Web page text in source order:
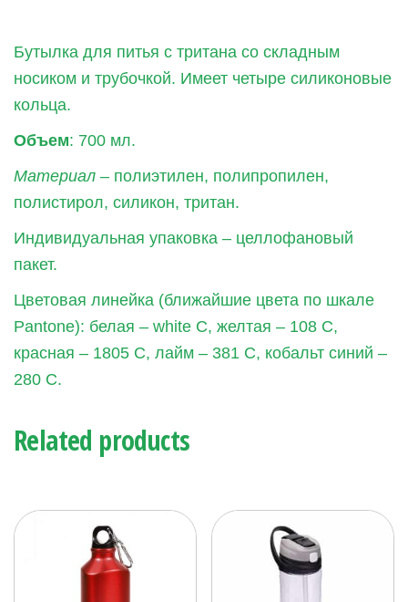
Бутылка для питья с тритана со складным
носиком и трубочкой. Имеет четыре силиконовые
кольца.
Объем: 700 мл.
Материал – полиэтилен, полипропилен,
полистирол, силикон, тритан.
Индивидуальная упаковка – целлофановый
пакет.
Цветовая линейка (ближайшие цвета по шкале
Pantone): белая – white C, желтая – 108 С,
красная – 1805 С, лайм – 381 С, кобальт синий –
280 С.
Related products